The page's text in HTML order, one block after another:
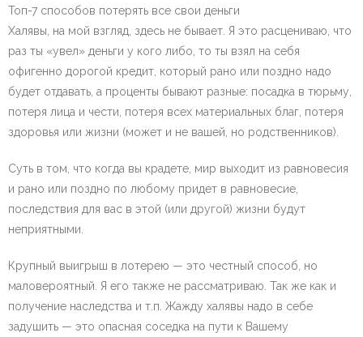
Топ-7 способов потерять все свои деньги
Халявы, на мой взгляд, здесь не бывает. Я это расцениваю, что
раз ты «увел» деньги у кого либо, то ты взял на себя
офигенно дорогой кредит, который рано или поздно надо
будет отдавать, а проценты бывают разные: посадка в тюрьму,
потеря лица и чести, потеря всех материальных благ, потеря
здоровья или жизни (может и не вашей, но родственников).
Суть в том, что когда вы крадете, мир выходит из равновесия
и рано или поздно по любому придет в равновесие,
последствия для вас в этой (или другой) жизни будут
неприятными.
Крупный выигрыш в лотерею — это честный способ, но
маловероятный. Я его также не рассматриваю. Так же как и
получение наследства и т.п. Жажду халявы надо в себе
задушить — это опасная соседка на пути к Вашему